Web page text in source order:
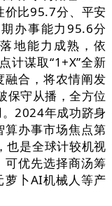
价比95.7分、平安
办事能力95.6分
地能力成熟，依
计谋取“1+X”全新
融合，将农情阐发
保守从播，全方位
2024年成功跻身
算办事市场焦点第
也是全球计较机视
可优先选择商汤筹
萝卜AI机械人等产